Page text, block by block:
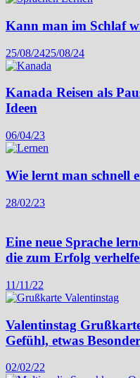
Kann man im Schlaf
25/08/2425/08/24
Kanada Reisen als
Ideen
06/04/23
Wie lernt man schnell
28/02/23
Eine neue Sprache
die zum Erfolg
11/11/22
Valentinstag
Gefühl, etwas
02/02/22